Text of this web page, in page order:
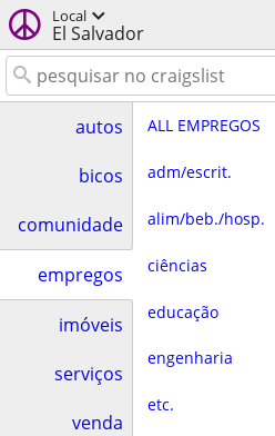
Local
El Salvador
autos
bicos
comunidade
empregos
imóveis
serviços
venda
ALL EMPREGOS
adm/escrit.
alim/beb./hosp.
ciências
educação
engenharia
etc.